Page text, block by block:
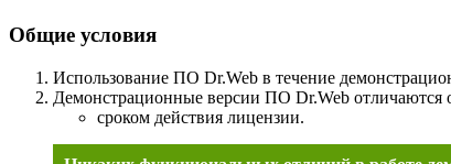
Общие условия
Использование ПО Dr.Web в течение
Демонстрационные версии ПО Dr.Web отличаются
сроком действия лицензии.